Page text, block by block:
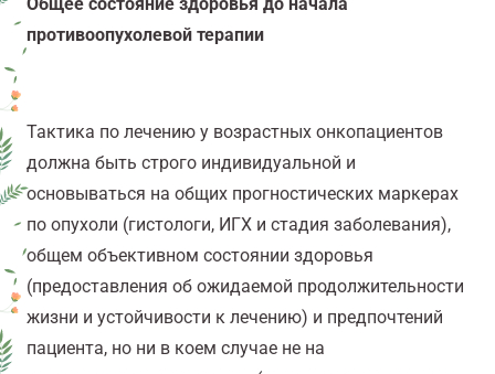
противоопухолевой терапии
Тактика по лечению у возрастных онкопациентов
должна быть строго индивидуальной и
основываться на общих прогностических маркерах
по опухоли (гистологи, ИГХ и стадия заболевания),
общем объективном состоянии здоровья
(предоставления об ожидаемой продолжительности
жизни и устойчивости к лечению) и предпочтений
пациента, но ни в коем случае не на